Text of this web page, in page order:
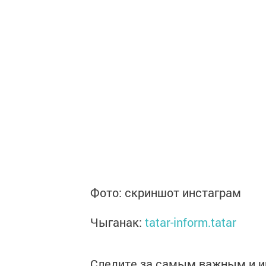
Фото: скриншот инстаграм
Чыганак: tatar-inform.tatar